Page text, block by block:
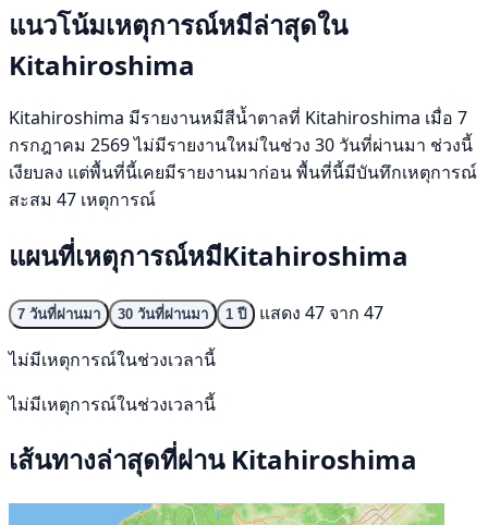
แนวโน้มเหตุการณ์หมีล่าสุดใน
Kitahiroshima
Kitahiroshima มีรายงานหมีสีน้ำตาลที่ Kitahiroshima เมื่อ 7
กรกฎาคม 2569 ไม่มีรายงานใหม่ในช่วง 30 วันที่ผ่านมา ช่วงนี้
เงียบลง แต่พื้นที่นี้เคยมีรายงานมาก่อน พื้นที่นี้มีบันทึกเหตุการณ์
สะสม 47 เหตุการณ์
แผนที่เหตุการณ์หมีKitahiroshima
7 วันที่ผ่านมา 30 วันที่ผ่านมา 1 ปี
แสดง 47 จาก 47
ไม่มีเหตุการณ์ในช่วงเวลานี้
ไม่มีเหตุการณ์ในช่วงเวลานี้
เส้นทางล่าสุดที่ผ่าน Kitahiroshima